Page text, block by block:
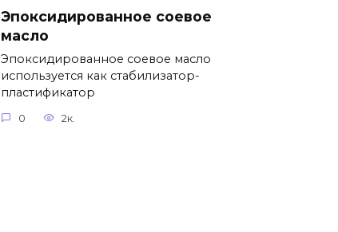
Эпоксидированное соевое
масло
Эпоксидированное соевое масло
используется как стабилизатор-
пластификатор
0 2к.